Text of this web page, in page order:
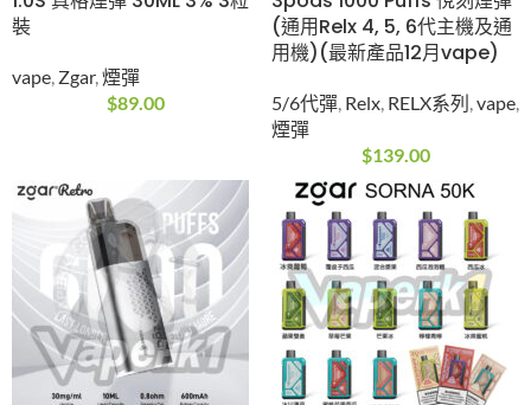
【最新優惠買5送1/10
15000 Puffs 一次性電
子煙 | 650mAh | 3% |
ELFBAR, vape, 一次性
電子煙 , 優惠
$258.00
Lana 透明發光煙彈
(Relx 1代通用)(多口
Lana vape